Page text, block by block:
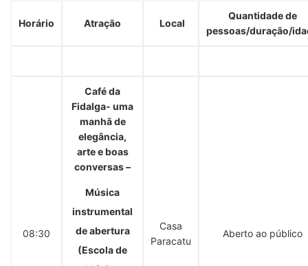
Horário Atração Local
Quantidade de
pessoas/duração/
08:30
Café da
Fidalga- uma
manhã de
elegância,
arte e boas
conversas –
Música
instrumental
de abertura
(Escola de
Casa
Paracatu
Aberto ao público